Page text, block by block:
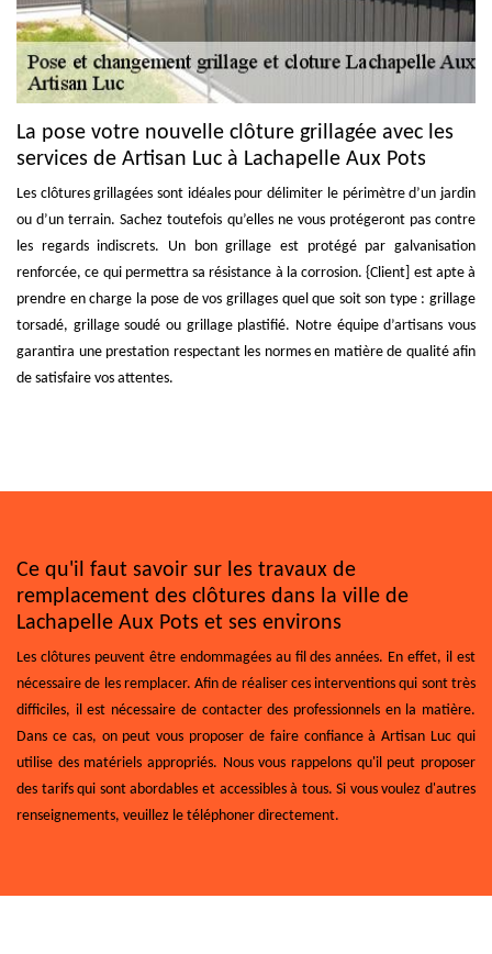
La pose votre nouvelle clôture grillagée avec les
services de Artisan Luc à Lachapelle Aux Pots
Les clôtures grillagées sont idéales pour délimiter le périmètre d’un jardin
ou d’un terrain. Sachez toutefois qu’elles ne vous protégeront pas contre
les regards indiscrets. Un bon grillage est protégé par galvanisation
renforcée, ce qui permettra sa résistance à la corrosion. {Client] est apte à
prendre en charge la pose de vos grillages quel que soit son type : grillage
torsadé, grillage soudé ou grillage plastifié. Notre équipe d’artisans vous
garantira une prestation respectant les normes en matière de qualité afin
de satisfaire vos attentes.
Ce qu'il faut savoir sur les travaux de
remplacement des clôtures dans la ville de
Lachapelle Aux Pots et ses environs
Les clôtures peuvent être endommagées au fil des années. En effet, il est
nécessaire de les remplacer. Afin de réaliser ces interventions qui sont très
difficiles, il est nécessaire de contacter des professionnels en la matière.
Dans ce cas, on peut vous proposer de faire confiance à Artisan Luc qui
utilise des matériels appropriés. Nous vous rappelons qu'il peut proposer
des tarifs qui sont abordables et accessibles à tous. Si vous voulez d'autres
renseignements, veuillez le téléphoner directement.